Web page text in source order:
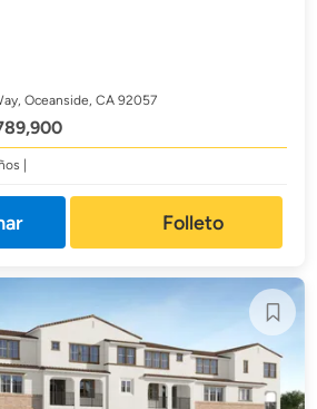
Oceanside, CA 92057
|
Folleto